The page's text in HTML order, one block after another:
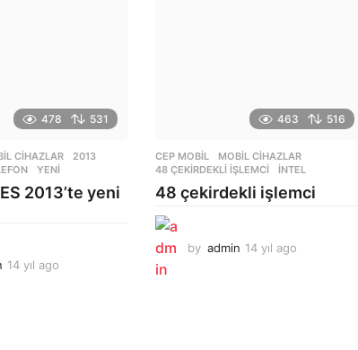
478 531
CIHAZLAR 2013
,YENI
2013’te yeni
14 yıl ago
463 516
CEP MOBIL ,MOBIL CIHAZLAR
48 ÇEKIRDEKLI IŞLEMCI
,INTEL
48 çekirdekli işlemci
by admin 14 yıl ago